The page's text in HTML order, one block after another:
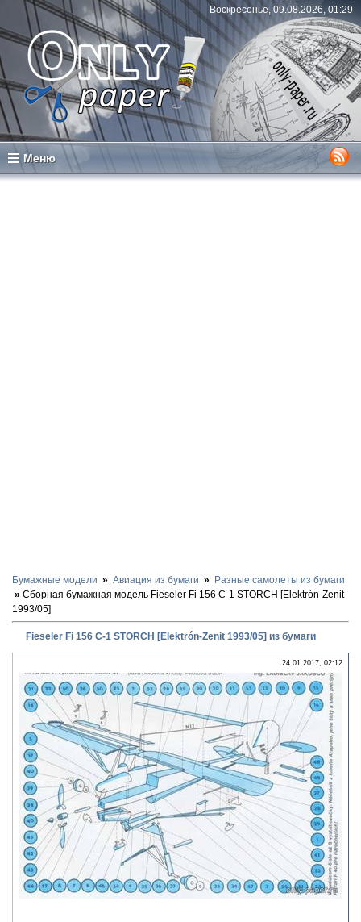
Воскресенье, 09.08.2026, 01:29
Меню
Бумажные модели Авиация из бумаги
Разные самолеты из бумаги
Сборная бумажная модель Fieseler Fi 156 C-1 STORCH [Elektrón-Zenit
1993/05]
Fieseler Fi 156 C-1 STORCH [Elektrón-Zenit 1993/05] из бумаги
24.01.2017, 02:12